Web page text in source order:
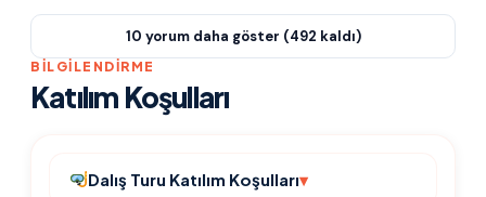
10 yorum daha göster (492 kaldı)
BILGILENDIRME
Katılım Koşulları
Dalış Turu Katılım Koşulları